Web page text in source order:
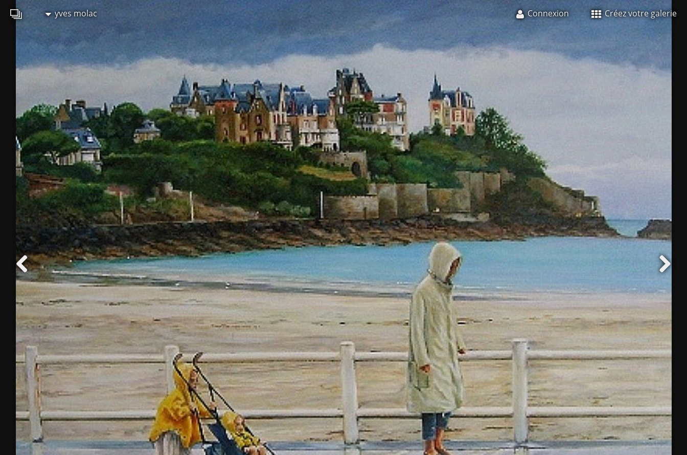
yves molac Connexion Créez votre galerie